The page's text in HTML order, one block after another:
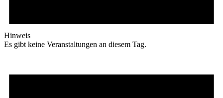
Hinweis
Es gibt keine Veranstaltungen an diesem Tag.